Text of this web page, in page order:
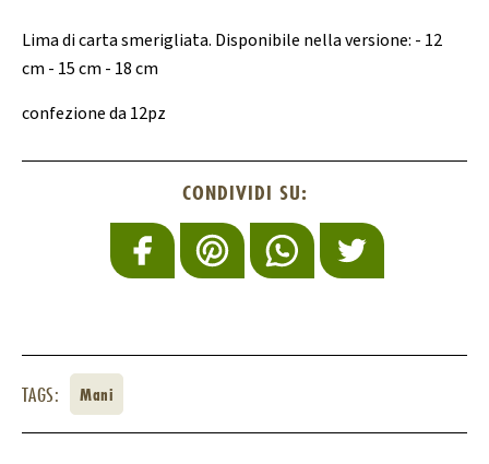
Lima di carta smerigliata. Disponibile nella versione: - 12
cm - 15 cm - 18 cm
confezione da 12pz
CONDIVIDI SU:
TAGS: Mani